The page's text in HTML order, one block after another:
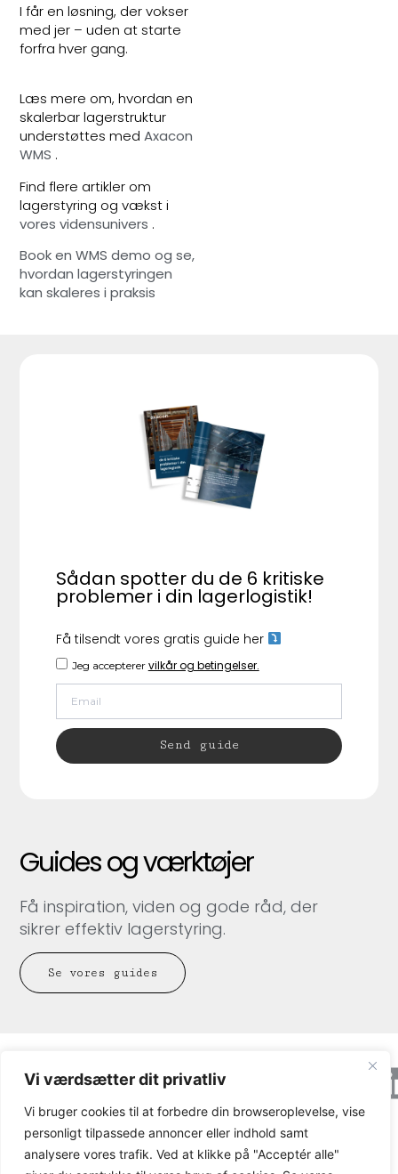
Vi værdsætter dit privatliv
Vi bruger cookies til at forbedre din browseroplevelse, vise
personligt tilpassede annoncer eller indhold samt
analysere vores trafik. Ved at klikke på "Acceptér alle"
I får en løsning, der vokser
med jer – uden at starte
forfra hver gang.
Læs mere om, hvordan en
skalerbar lagerstruktur
understøttes medAxacon
WMS .
Find flere artikler om
lagerstyring og vækst i
vores vidensunivers .
Book en WMS demo og se,
hvordan lagerstyringen
kan skaleres i praksis
Guides og værktøjer
Få inspiration, viden og gode råd, der
sikrer effektiv lagerstyring.
Se vores guides
Sådan spotter du de 6 kritiske
problemer i din lagerlogistik!
Få tilsendt vores gratis guide her
Jeg accepterer vilkår og betingelser.
Send guide
Axacon © 2026 All rights Reserved.
privatlivspolitik
CVR-nummer: 21680931